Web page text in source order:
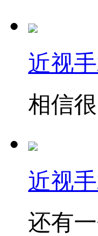
近视
相信
近视
还有